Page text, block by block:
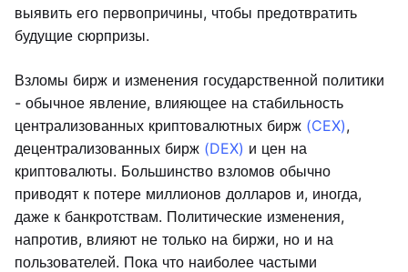
выявить его первопричины, чтобы предотвратить
будущие сюрпризы.
Взломы бирж и изменения государственной политики
- обычное явление, влияющее на стабильность
централизованных криптовалютных бирж (CEX),
децентрализованных бирж (DEX) и цен на
криптовалюты. Большинство взломов обычно
приводят к потере миллионов долларов и, иногда,
даже к банкротствам. Политические изменения,
напротив, влияют не только на биржи, но и на
пользователей. Пока что наиболее частыми